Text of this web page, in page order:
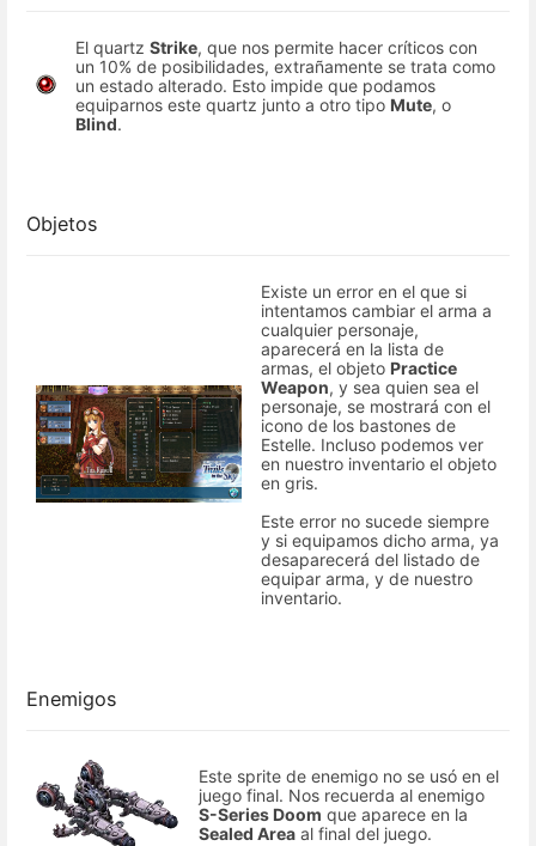
El quartz Strike, que nos permite hacer críticos con
un 10% de posibilidades, extrañamente se trata como
un estado alterado. Esto impide que podamos
equiparnos este quartz junto a otro tipo Mute, o
Blind.
Objetos
Existe un error en el que si
intentamos cambiar el arma a
cualquier personaje,
aparecerá en la lista de
armas, el objeto Practice
Weapon, y sea quien sea el
personaje, se mostrará con el
icono de los bastones de
Estelle. Incluso podemos ver
en nuestro inventario el objeto
en gris.
Este error no sucede siempre
y si equipamos dicho arma, ya
desaparecerá del listado de
equipar arma, y de nuestro
inventario.
Enemigos
Este sprite de enemigo no se usó en el
juego final. Nos recuerda al enemigo
S-Series Doom que aparece en la
Sealed Area al final del juego.